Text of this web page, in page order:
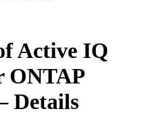
Active IQ
ONTAP
Details